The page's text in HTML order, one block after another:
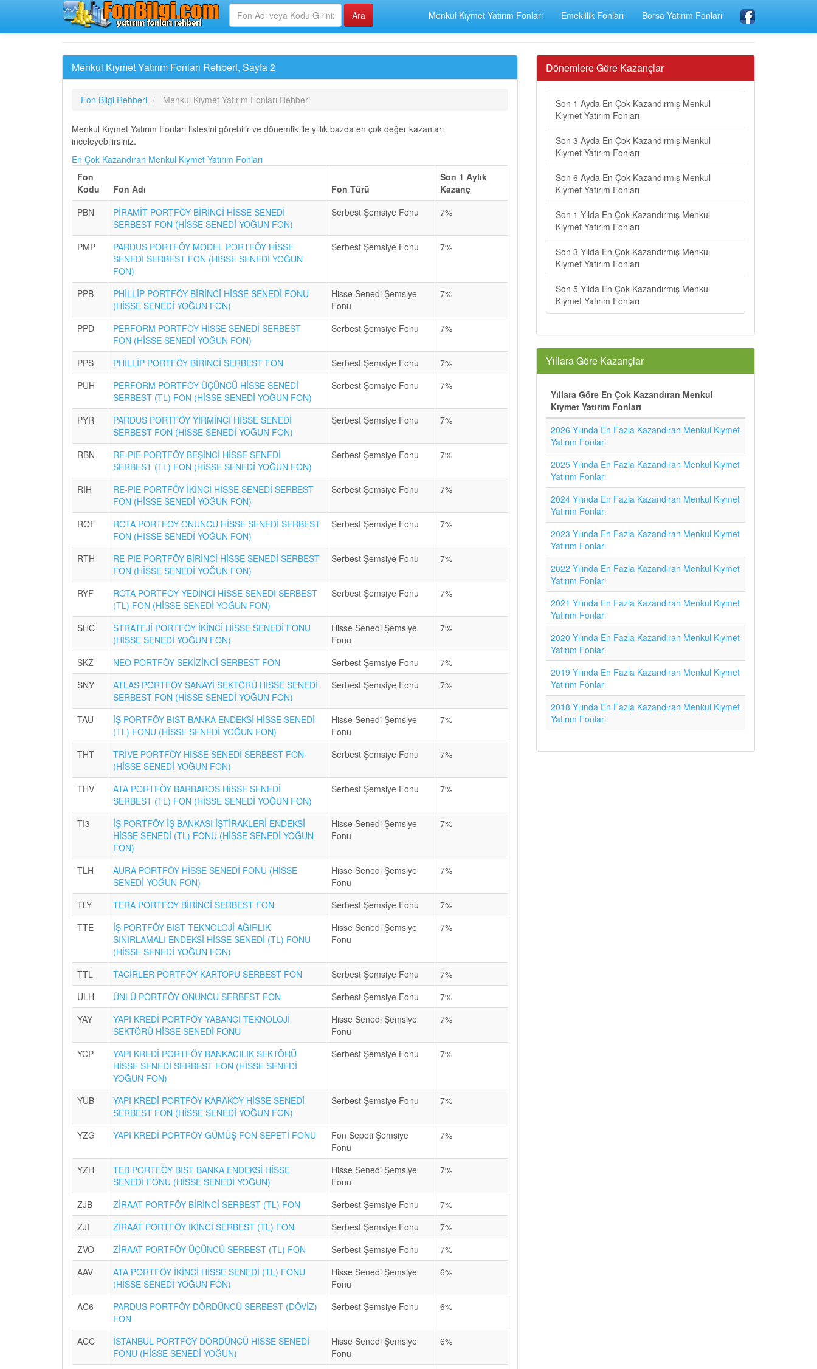
Menkul Kıymet Yatırım Fonları Emeklilik Fonları Borsa Yatırım Fonları
Menkul Kıymet Yatırım Fonları Rehberi, Sayfa 2
Fon Bilgi Rehberi Menkul Kıymet Yatırım Fonları Rehberi
Menkul Kıymet Yatırım Fonları listesini görebilir ve dönemlik ile yıllık bazda en çok değer kazanları
inceleyebilirsiniz.
En Çok Kazandıran Menkul Kıymet Yatırım Fonları
Fon
Kodu
Fon Adı Fon Türü
Son 1 Aylık
Kazanç
PBN
PİRAMİT PORTFÖY BİRİNCİ HİSSE SENEDİ
SERBEST FON (HİSSE SENEDİ YOĞUN FON)
Serbest Şemsiye Fonu 7%
PMP
PARDUS PORTFÖY MODEL PORTFÖY HİSSE
SENEDİ SERBEST FON (HİSSE SENEDİ YOĞUN
FON)
Serbest Şemsiye Fonu 7%
PPB
PHİLLİP PORTFÖY BİRİNCİ HİSSE SENEDİ FONU
(HİSSE SENEDİ YOĞUN FON)
Hisse Senedi Şemsiye
Fonu
7%
PPD
PERFORM PORTFÖY HİSSE SENEDİ SERBEST
FON (HİSSE SENEDİ YOĞUN FON)
Serbest Şemsiye Fonu 7%
PPS PHİLLİP PORTFÖY BİRİNCİ SERBEST FON Serbest Şemsiye Fonu
7%
PUH
PERFORM PORTFÖY ÜÇÜNCÜ HİSSE SENEDİ
SERBEST (TL) FON (HİSSE SENEDİ YOĞUN FON)
Serbest Şemsiye Fonu 7%
PYR
PARDUS PORTFÖY YİRMİNCİ HİSSE SENEDİ
SERBEST FON (HİSSE SENEDİ YOĞUN FON)
Serbest Şemsiye Fonu 7%
RBN
RE-PIE PORTFÖY BEŞİNCİ HİSSE SENEDİ
SERBEST (TL) FON (HİSSE SENEDİ YOĞUN FON)
Serbest Şemsiye Fonu 7%
RIH
RE-PIE PORTFÖY İKİNCİ HİSSE SENEDİ SERBEST
FON (HİSSE SENEDİ YOĞUN FON)
Serbest Şemsiye Fonu 7%
ROF
ROTA PORTFÖY ONUNCU HİSSE SENEDİ SERBEST
FON (HİSSE SENEDİ YOĞUN FON)
Serbest Şemsiye Fonu 7%
RTH
RE-PIE PORTFÖY BİRİNCİ HİSSE SENEDİ SERBEST
FON (HİSSE SENEDİ YOĞUN FON)
Serbest Şemsiye Fonu 7%
RYF
ROTA PORTFÖY YEDİNCİ HİSSE SENEDİ SERBEST
(TL) FON (HİSSE SENEDİ YOĞUN FON)
Serbest Şemsiye Fonu 7%
SHC
STRATEJİ PORTFÖY İKİNCİ HİSSE SENEDİ FONU
(HİSSE SENEDİ YOĞUN FON)
Hisse Senedi Şemsiye
Fonu
7%
SKZ NEO PORTFÖY SEKİZİNCİ SERBEST FON Serbest Şemsiye Fonu
7%
SNY
ATLAS PORTFÖY SANAYİ SEKTÖRÜ HİSSE SENEDİ
SERBEST FON (HİSSE SENEDİ YOĞUN FON)
Serbest Şemsiye Fonu 7%
TAU
İŞ PORTFÖY BIST BANKA ENDEKSİ HİSSE SENEDİ
(TL) FONU (HİSSE SENEDİ YOĞUN FON)
Hisse Senedi Şemsiye
Fonu
7%
THT
TRİVE PORTFÖY HİSSE SENEDİ SERBEST FON
(HİSSE SENEDİ YOĞUN FON)
Serbest Şemsiye Fonu 7%
THV
ATA PORTFÖY BARBAROS HİSSE SENEDİ
SERBEST (TL) FON (HİSSE SENEDİ YOĞUN FON)
Serbest Şemsiye Fonu 7%
TI3
İŞ PORTFÖY İŞ BANKASI İŞTİRAKLERİ ENDEKSİ
HİSSE SENEDİ (TL) FONU (HİSSE SENEDİ YOĞUN
FON)
Hisse Senedi Şemsiye
Fonu
7%
TLH
AURA PORTFÖY HİSSE SENEDİ FONU (HİSSE
SENEDİ YOĞUN FON)
Hisse Senedi Şemsiye
Fonu
7%
TLY TERA PORTFÖY BİRİNCİ SERBEST FON Serbest Şemsiye Fonu
7%
TTE
İŞ PORTFÖY BIST TEKNOLOJİ AĞIRLIK
SINIRLAMALI ENDEKSİ HİSSE SENEDİ (TL) FONU
(HİSSE SENEDİ YOĞUN FON)
Hisse Senedi Şemsiye
Fonu
7%
TTL TACİRLER PORTFÖY KARTOPU SERBEST FON Serbest Şemsiye Fonu
7%
ULH
ÜNLÜ PORTFÖY ONUNCU SERBEST FON Serbest Şemsiye Fonu
7%
YAY
YAPI KREDİ PORTFÖY YABANCI TEKNOLOJİ
SEKTÖRÜ HİSSE SENEDİ FONU
Hisse Senedi Şemsiye
Fonu
7%
YCP
YAPI KREDİ PORTFÖY BANKACILIK SEKTÖRÜ
HİSSE SENEDİ SERBEST FON (HİSSE SENEDİ
YOĞUN FON)
Serbest Şemsiye Fonu 7%
YUB
YAPI KREDİ PORTFÖY KARAKÖY HİSSE SENEDİ
SERBEST FON (HİSSE SENEDİ YOĞUN FON)
Serbest Şemsiye Fonu 7%
YZG YAPI KREDİ PORTFÖY GÜMÜŞ FON SEPETİ FONU
Fon Sepeti Şemsiye
Fonu
7%
YZH
TEB PORTFÖY BIST BANKA ENDEKSİ HİSSE
SENEDİ FONU (HİSSE SENEDİ YOĞUN)
Hisse Senedi Şemsiye
Fonu
7%
ZJB ZİRAAT PORTFÖY BİRİNCİ SERBEST (TL) FON Serbest Şemsiye Fonu
7%
ZJI
ZİRAAT PORTFÖY İKİNCİ SERBEST (TL) FON Serbest Şemsiye Fonu
7%
ZVO
ZİRAAT PORTFÖY ÜÇÜNCÜ SERBEST (TL) FON Serbest Şemsiye Fonu
7%
AAV
ATA PORTFÖY İKİNCİ HİSSE SENEDİ (TL) FONU
(HİSSE SENEDİ YOĞUN FON)
Hisse Senedi Şemsiye
Fonu
6%
AC6
PARDUS PORTFÖY DÖRDÜNCÜ SERBEST (DÖVİZ)
FON
Serbest Şemsiye Fonu 6%
ACC
İSTANBUL PORTFÖY DÖRDÜNCÜ HİSSE SENEDİ
FONU (HİSSE SENEDİ YOĞUN)
Hisse Senedi Şemsiye
Fonu
6%
Dönemlere Göre Kazançlar
Son 1 Ayda En Çok Kazandırmış Menkul
Kıymet Yatırım Fonları
Son 3 Ayda En Çok Kazandırmış Menkul
Kıymet Yatırım Fonları
Son 6 Ayda En Çok Kazandırmış Menkul
Kıymet Yatırım Fonları
Son 1 Yılda En Çok Kazandırmış Menkul
Kıymet Yatırım Fonları
Son 3 Yılda En Çok Kazandırmış Menkul
Kıymet Yatırım Fonları
Son 5 Yılda En Çok Kazandırmış Menkul
Kıymet Yatırım Fonları
Yıllara Göre Kazançlar
Yıllara Göre En Çok Kazandıran Menkul
Kıymet Yatırım Fonları
2026 Yılında En Fazla Kazandıran Menkul Kıymet
Yatırım Fonları
2025 Yılında En Fazla Kazandıran Menkul Kıymet
Yatırım Fonları
2024 Yılında En Fazla Kazandıran Menkul Kıymet
Yatırım Fonları
2023 Yılında En Fazla Kazandıran Menkul Kıymet
Yatırım Fonları
2022 Yılında En Fazla Kazandıran Menkul Kıymet
Yatırım Fonları
2021 Yılında En Fazla Kazandıran Menkul Kıymet
Yatırım Fonları
2020 Yılında En Fazla Kazandıran Menkul Kıymet
Yatırım Fonları
2019 Yılında En Fazla Kazandıran Menkul Kıymet
Yatırım Fonları
2018 Yılında En Fazla Kazandıran Menkul Kıymet
Yatırım Fonları